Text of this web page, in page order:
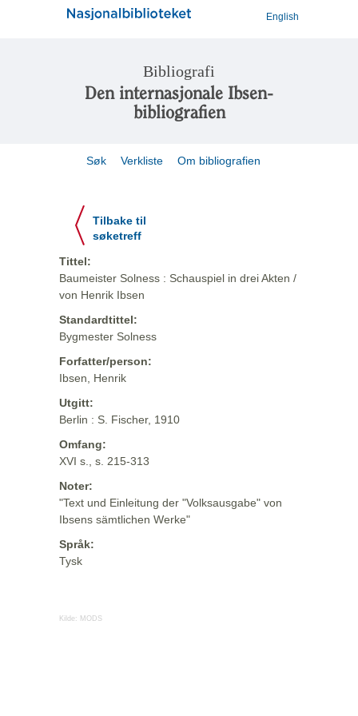
English
Bibliografi
Den internasjonale Ibsen-
bibliografien
Søk Verkliste Om bibliografien
Tilbake til
søketreff
Tittel:
Baumeister Solness : Schauspiel in drei Akten /
von Henrik Ibsen
Standardtittel:
Bygmester Solness
Forfatter/person:
Ibsen, Henrik
Utgitt:
Berlin : S. Fischer, 1910
Omfang:
XVI s., s. 215-313
Noter:
"Text und Einleitung der "Volksausgabe" von
Ibsens sämtlichen Werke"
Språk:
Tysk
Kilde: MODS